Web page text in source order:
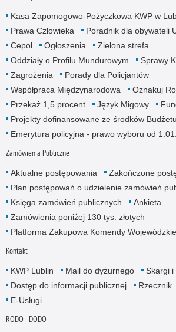
Kasa Zapomogowo-Pożyczkowa KWP w
Prawa Człowieka
Poradnik dla obywateli
Cepol
Ogłoszenia
Zielona strefa
Oddziały o Profilu Mundurowym
Sprawy
Zagrożenia
Porady dla Policjantów
Współpraca Międzynarodowa
Oznakuj
Przekaż 1,5 procent
Język Migowy
Projekty dofinansowane ze środków
Emerytura policyjna - prawo wyboru od
Zamówienia Publiczne
Aktualne postępowania
Zakończone
Plan postępowań o udzielenie zamówień
Księga zamówień publicznych
Ankieta
Zamówienia poniżej 130 tys. złotych
Platforma Zakupowa Komendy
Kontakt
KWP Lublin Mail do dyżurnego
Skargi i
Dostęp do informacji publicznej
Rzecznik
E-Usługi
RODO - DODO